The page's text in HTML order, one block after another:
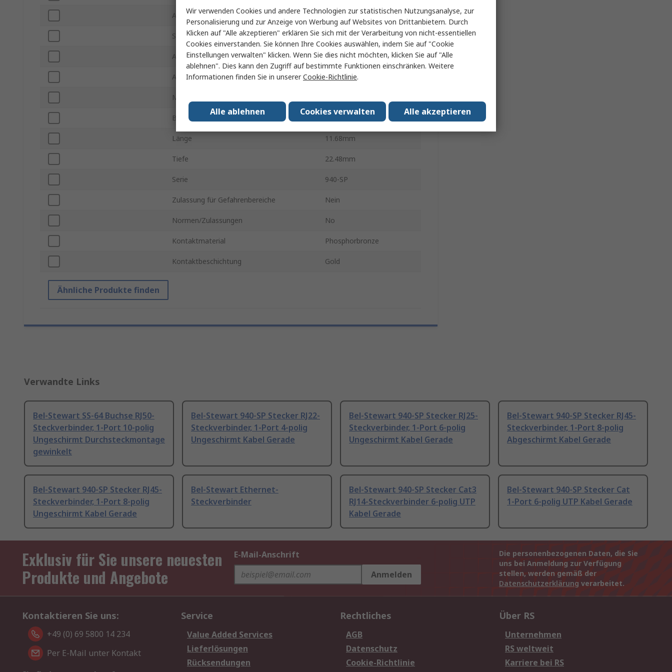
Anzahl der Klemmen 10
Steckverbinder Gender Stecker
Anschlusstyp Modular-Jack
Abschirmtyp Ungeschirmt
Montageausrichtung
Breite
Länge 11.68mm
Tiefe 22.48mm
Serie 940-SP
Zulassung für Gefahrenbereiche Nein
Normen/Zulassungen No
Kontaktmaterial Phosphorbronze
Kontaktbeschichtung Gold
Ähnliche Produkte finden
Verwandte Links
Bel-Stewart SS-64 Buchse RJ50-
Steckverbinder, 1-Port 10-polig
Ungeschirmt Durchsteckmontage
gewinkelt
Bel-Stewart 940-SP Stecker RJ22-
Steckverbinder, 1-Port 4-polig
Ungeschirmt Kabel Gerade
Bel-Stewart 940-SP Stecker RJ25-
Steckverbinder, 1-Port 6-polig
Ungeschirmt Kabel Gerade
Bel-Stewart 940-SP Stecker RJ45-
Steckverbinder, 1-Port 8-polig
Abgeschirmt Kabel Gerade
Bel-Stewart 940-SP Stecker RJ45-
Steckverbinder, 1-Port 8-polig
Ungeschirmt Kabel Gerade
Bel-Stewart Ethernet-
Steckverbinder
Bel-Stewart 940-SP Stecker Cat3
RJ14-Steckverbinder 6-polig UTP
Kabel Gerade
Bel-Stewart 940-SP Stecker Cat
1-Port 6-polig UTP Kabel Gerade
Exklusiv für Sie unsere neuesten
Produkte und Angebote
E-Mail-Anschrift
Anmelden
Die personenbezogenen Daten, die Sie
uns bei Anmeldung zur Verfügung
stellen, werden gemäß der
Datenschutzerklärung verarbeitet.
Kontaktieren Sie uns:
+49 (0) 69 5800 14 234
Per E-Mail unter Kontakt
Service
Value Added Services
Lieferlösungen
Rücksendungen
Rechtliches
AGB
Datenschutz
Cookie-Richtlinie
Über RS
Unternehmen
RS weltweit
Karriere bei RS
Wir verwenden Cookies und andere Technologien zur statistischen Nutzungsanalyse, zur
Personalisierung und zur Anzeige von Werbung auf Websites von Drittanbietern. Durch
Klicken auf "Alle akzeptieren" erklären Sie sich mit der Verarbeitung von nicht-essentiellen
Cookies einverstanden. Sie können Ihre Cookies auswählen, indem Sie auf "Cookie
Einstellungen verwalten" klicken. Wenn Sie dies nicht möchten, klicken Sie auf "Alle
ablehnen". Dies kann den Zugriff auf bestimmte Funktionen einschränken. Weitere
Informationen finden Sie in unsererCookie-Richtlinie.
Alle akzeptieren
Cookies verwalten
Alle ablehnen